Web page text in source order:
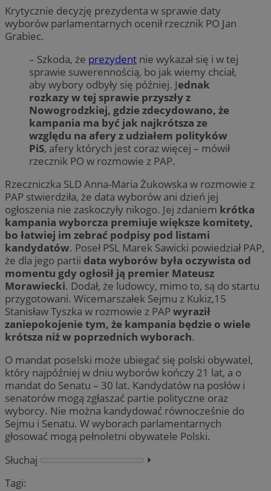
Krytycznie decyzję prezydenta w sprawie daty
wyborów parlamentarnych ocenił rzecznik PO Jan
Grabiec.
– Szkoda, że prezydent nie wykazał się i w tej
sprawie suwerennością, bo jak wiemy chciał,
aby wybory odbyły się później. Jednak
rozkazy w tej sprawie przyszły z
Nowogrodzkiej, gdzie zdecydowano, że
kampania ma być jak najkrótsza ze
względu na afery z udziałem polityków
PiS, afery których jest coraz więcej – mówił
rzecznik PO w rozmowie z PAP.
Rzeczniczka SLD Anna-Maria Żukowska w rozmowie z
PAP stwierdziła, że data wyborów ani dzień jej
ogłoszenia nie zaskoczyły nikogo. Jej zdaniem krótka
kampania wyborcza premiuje większe komitety,
bo łatwiej im zebrać podpisy pod listami
kandydatów. Poseł PSL Marek Sawicki powiedział PAP,
że dla jego partii data wyborów była oczywista od
momentu gdy ogłosił ją premier Mateusz
Morawiecki. Dodał, że ludowcy, mimo to, są do startu
przygotowani. Wicemarszałek Sejmu z Kukiz,15
Stanisław Tyszka w rozmowie z PAPwyraził
zaniepokojenie tym, że kampania będzie o wiele
krótsza niż w poprzednich wyborach.
O mandat poselski może ubiegać się polski obywatel,
który najpóźniej w dniu wyborów kończy 21 lat, a o
mandat do Senatu – 30 lat. Kandydatów na posłów i
senatorów mogą zgłaszać partie polityczne oraz
wyborcy. Nie można kandydować równocześnie do
Sejmu i Senatu. W wyborach parlamentarnych
głosować mogą pełnoletni obywatele Polski.
Słuchaj
⏵︎
Tagi: